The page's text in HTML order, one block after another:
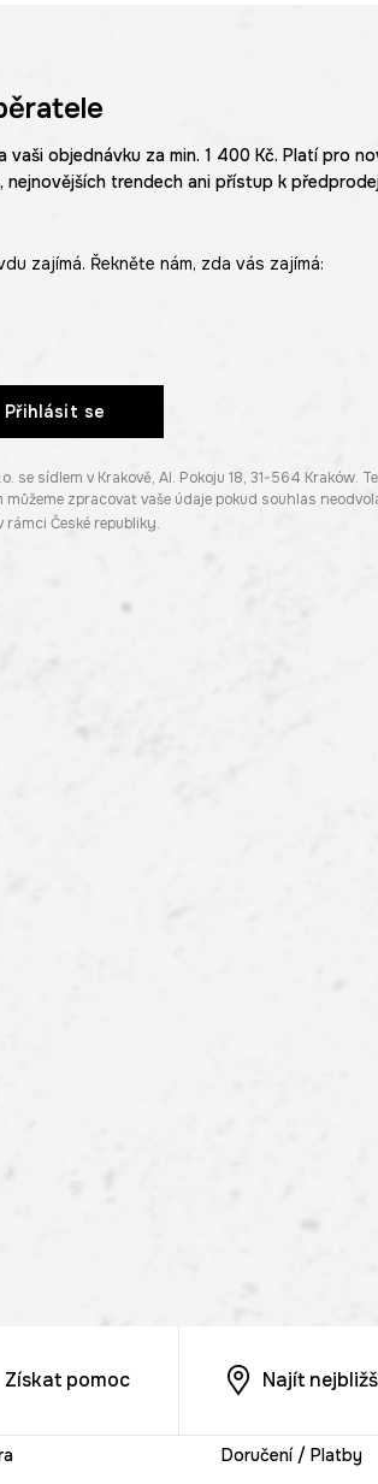
objednávku za min. 1 400 Kč. Platí pro
trendech ani přístup k
zajímá. Řekněte nám, zda vás zajímá:
Přihlásit se
sídlem v Krakově, Al. Pokoju 18, 31-564 Kraków.
zpracovat vaše údaje pokud souhlas
rámci České republiky.
Získat pomoc Najít
Doručení / Platby